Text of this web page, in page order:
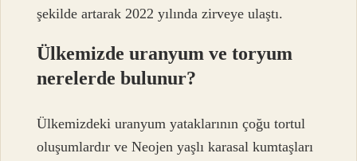
şekilde artarak 2022 yılında zirveye ulaştı.
Ülkemizde uranyum ve toryum
nerelerde bulunur?
Ülkemizdeki uranyum yataklarının çoğu tortul
oluşumlardır ve Neojen yaşlı karasal kumtaşları